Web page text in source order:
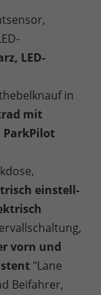
LED-
in
mit
ParkPilot
einstell-
vorn und
"Lane
Beifahrer,